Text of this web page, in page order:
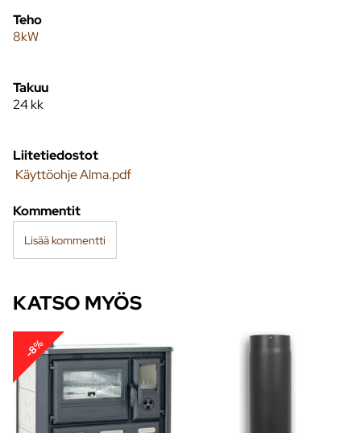
Teho
8kW
Takuu
24 kk
Liitetiedostot
Käyttöohje Alma.pdf
Kommentit
Lisää kommentti
KATSO MYÖS
-8%